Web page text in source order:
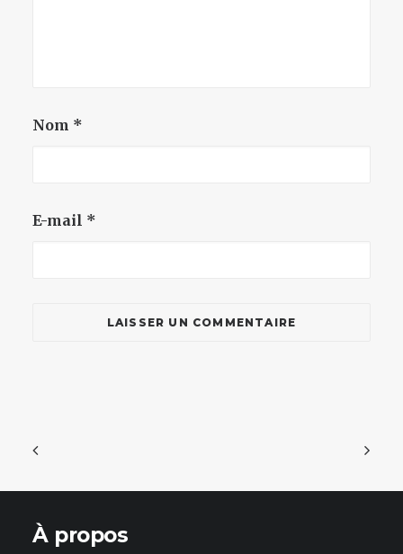
Nom *
E-mail *
À propos